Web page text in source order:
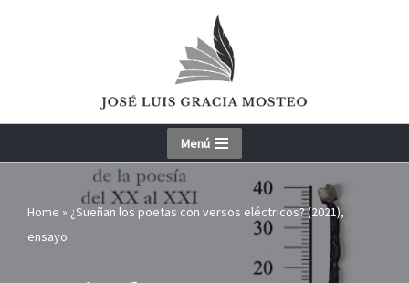
Menú
Home » ¿Sueñan los poetas con versos eléctricos? (2021),
ensayo